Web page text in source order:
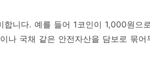
합니다. 예를 들어 1코인이 1,000원으
나 국채 같은 안전자산을 담보로 묶어